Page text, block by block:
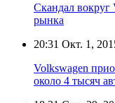
Скандал вокруг
рынка
20:31 Окт. 1,
Volkswagen
около 4 тысяч